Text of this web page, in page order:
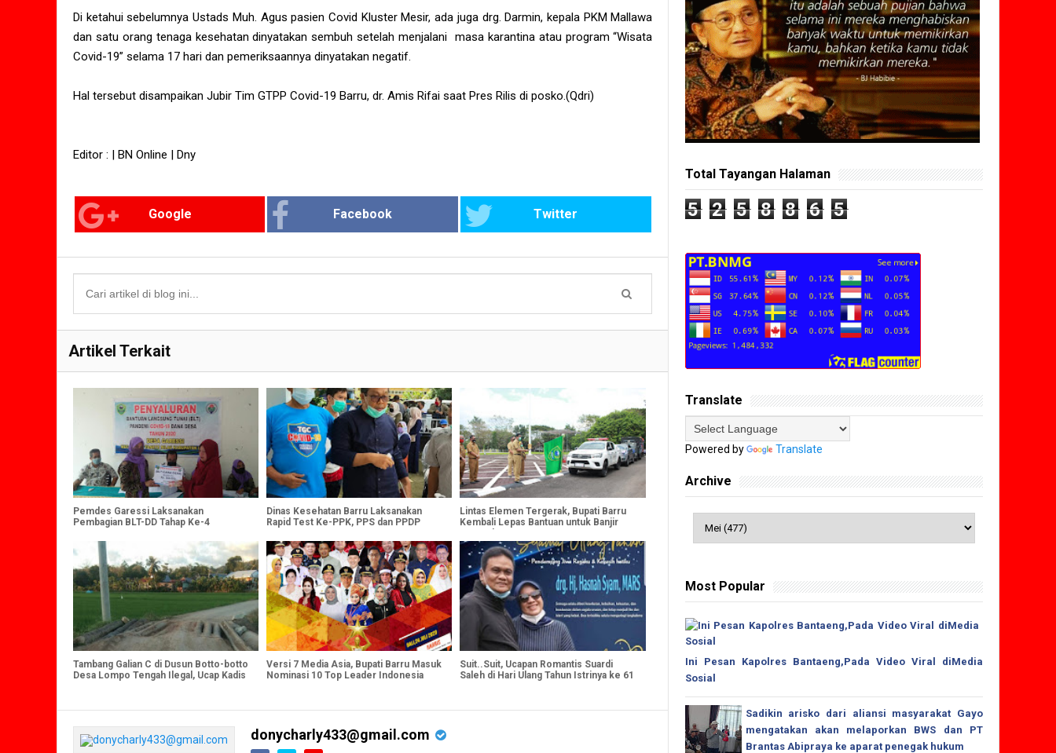
Di ketahui sebelumnya Ustads Muh. Agus pasien Covid Kluster Mesir, ada juga drg. Darmin, kepala PKM Mallawa
dan satu orang tenaga kesehatan dinyatakan sembuh setelah menjalani masa karantina atau program “Wisata
Covid-19” selama 17 hari dan pemeriksaannya dinyatakan negatif.
Hal tersebut disampaikan Jubir Tim GTPP Covid-19 Barru, dr. Amis Rifai saat Pres Rilis di posko.(Qdri)
Editor : | BN Online | Dny
Google Facebook Twitter
Artikel Terkait
Pemdes Garessi Laksanakan
Pembagian BLT-DD Tahap Ke-4
Dinas Kesehatan Barru Laksanakan
Rapid Test Ke-PPK, PPS dan PPDP
Lintas Elemen Tergerak, Bupati Barru
Kembali Lepas Bantuan untuk Banjir
Tambang Galian C di Dusun Botto-botto
Desa Lompo Tengah Ilegal, Ucap Kadis
Versi 7 Media Asia, Bupati Barru Masuk
Nominasi 10 Top Leader Indonesia
Suit..Suit, Ucapan Romantis Suardi
Saleh di Hari Ulang Tahun Istrinya ke 61
donycharly433@gmail.com
Total Tayangan Halaman
5 2 5 8 8 6 5
Translate
Powered by Translate
Archive
Most Popular
Ini Pesan Kapolres Bantaeng,Pada Video Viral diMedia
Sosial
Sadikin arisko dari aliansi masyarakat Gayo
mengatakan akan melaporkan BWS dan PT
Brantas Abipraya ke aparat penegak hukum